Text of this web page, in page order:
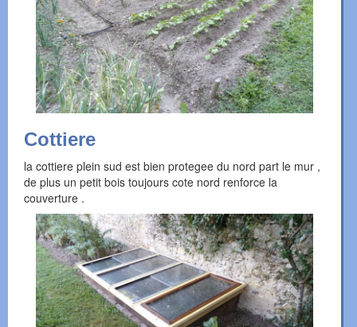
Cottiere
la cottiere plein sud est bien protegee du nord part le mur ,
de plus un petit bois toujours cote nord renforce la
couverture .